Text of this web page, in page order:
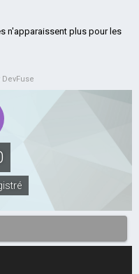
n'apparaissent plus pour les